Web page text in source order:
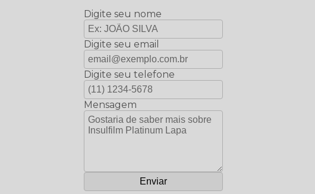
Digite seu nome
Digite seu email
Digite seu telefone
Mensagem